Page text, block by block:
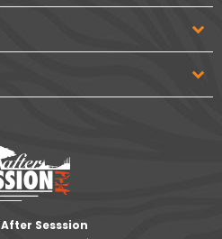
After Sesssion